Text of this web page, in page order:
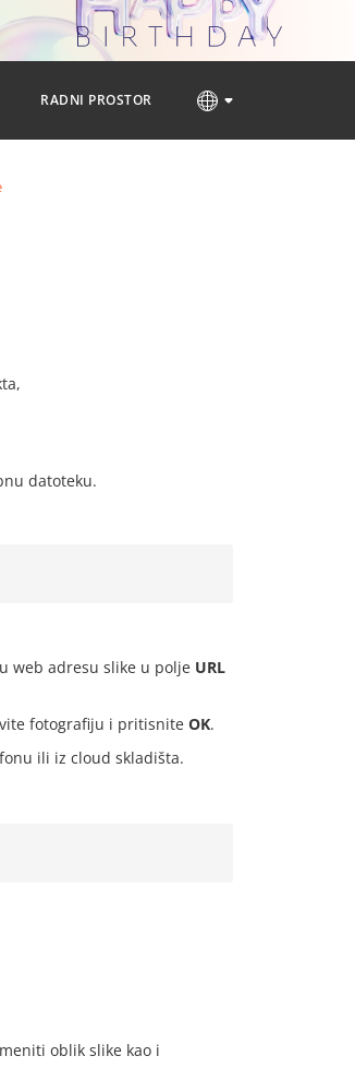
RADNI PROSTOR
datoteku.
web adresu slike u polje URL
fotografiju i pritisnite OK.
ili iz cloud skladišta.
oblik slike kao i